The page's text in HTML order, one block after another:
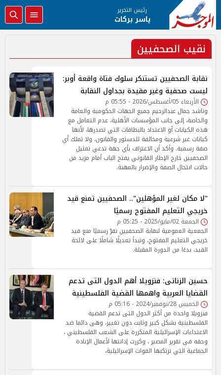
رئيس التحرير
ياسر بركات
نقيب الصحفيين
نقابة الصحفيين تستنكر سلوك فتاة واقعة أوبر:
ليست صحفية وغير مقيدة بجداول النقابة
الأربعاء 05/أغسطس/2026 - 05:55 م
وناشد جمال عبدالرحيم جميع الجهات الحكومية والعامة
والخاصة، إلى جانب المؤسسات الأهلية، عدم التعامل مع
هذه الكيانات أو الاعتداد بالبطاقات التي تصدرها، لأنها
كيانات غير شرعية ومخالفة للدستور والقانون، ولا تملك أي
صفة رسمية. وأكد أن الاعتراف بأي جهة تدعي تمثيل
الصحفيين خارج الإطار القانوني يفتح الباب أمام مزيد من
حالات انتحال الصفة والإضرار بالمهنة.
"لا مكان لغير المؤهلين".. الصحفيين تمنع قيد
خريجي التعليم المفتوح رسميًا
الجمعة 02/مايو/2025 - 05:25 م
الجمعية العمومية لنقابة الصحفيين تقرّ رسميًا منع قيد
خريجي التعليم المفتوح، وتبدأ تعديلًا شاملًا على لائحة
القيد، بدءًا من الدورة المقبلة.
حسين الزناتى: فنزويلا أهم الدول التى تدعم
القضايا العربية واهمها القضية الفلسطينية
الخميس 28/نوفمبر/2024 - 05:16 م
فنزويلا واحدة من أكثر الدول التى تدعم القضية
الفلسطينية بشكل كبير وثابت دون تغيير، وهى دائما ضد
الاعتداءات الإسرائيلية المتكررة على الشعب الفلسطيني ،
وحقه فى تقرير المصير ، وكررت إدانتها لأعمال الإبادة
الجماعية التي ترتكبها القوات الإسرائيلية،